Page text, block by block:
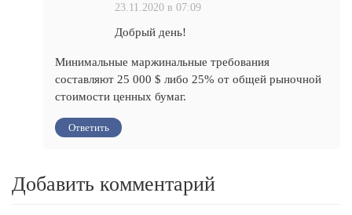
23.11.2020 в 07:09
Добрый день!
Минимальные маржинальные требования
составляют 25 000 $ либо 25% от общей рыночной
стоимости ценных бумаг.
Ответить
Добавить комментарий